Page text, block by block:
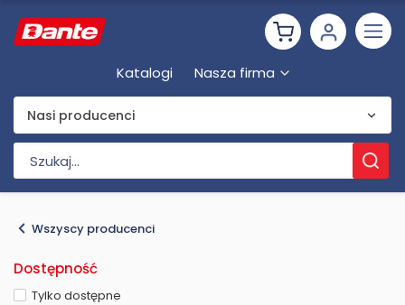
Katalogi Nasza firma
Nasi producenci
Wszyscy producenci
Dostępność
Tylko dostępne